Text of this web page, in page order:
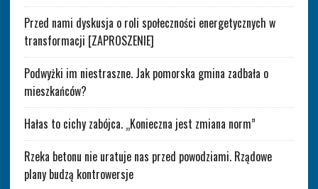
Przed nami dyskusja o roli społeczności energetycznych w
transformacji [ZAPROSZENIE]
Podwyżki im niestraszne. Jak pomorska gmina zadbała o
mieszkańców?
Hałas to cichy zabójca. „Konieczna jest zmiana norm”
Rzeka betonu nie uratuje nas przed powodziami. Rządowe
plany budzą kontrowersje